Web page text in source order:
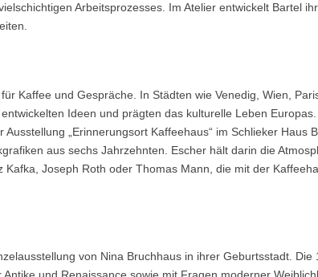
Arbeitsprozesses. Im Atelier entwickelt Bartel
Kaffee und Gespräche. In Städten wie Venedig, Wien,
Ideen und prägten das kulturelle Leben Europas.
„Erinnerungsort Kaffeehaus“ im Schlieker Haus
aus sechs Jahrzehnten. Escher hält darin die
Joseph Roth oder Thomas Mann, die mit der
von Nina Bruchhaus in ihrer Geburtsstadt. Die